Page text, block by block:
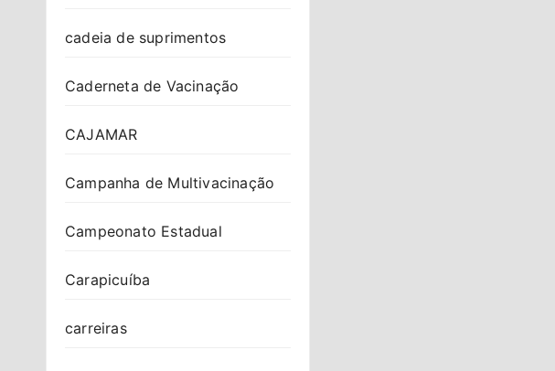
cadeia de suprimentos
Caderneta de Vacinação
CAJAMAR
Campanha de Multivacinação
Campeonato Estadual
Carapicuíba
carreiras